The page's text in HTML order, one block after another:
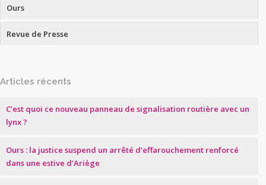
Ours
Revue de Presse
Articles récents
C’est quoi ce nouveau panneau de signalisation routière avec un
lynx ?
Ours : la justice suspend un arrêté d’effarouchement renforcé
dans une estive d’Ariège